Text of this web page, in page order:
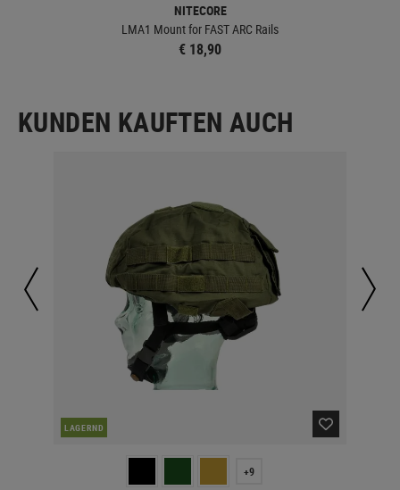
NITECORE
LMA1 Mount for FAST ARC Rails
€ 18,90
KUNDEN KAUFTEN AUCH
LAGERND
+9